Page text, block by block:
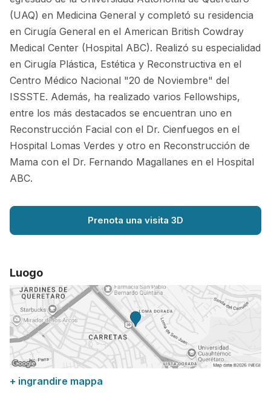
(UAQ) en Medicina General y completó su residencia
en Cirugía General en el American British Cowdray
Medical Center (Hospital ABC). Realizó su especialidad
en Cirugía Plástica, Estética y Reconstructiva en el
Centro Médico Nacional "20 de Noviembre" del
ISSSTE. Además, ha realizado varios Fellowships,
entre los más destacados se encuentran uno en
Reconstrucción Facial con el Dr. Cienfuegos en el
Hospital Lomas Verdes y otro en Reconstrucción de
Mama con el Dr. Fernando Magallanes en el Hospital
ABC.
Prenota una visita 3D
Luogo
+ ingrandire mappa